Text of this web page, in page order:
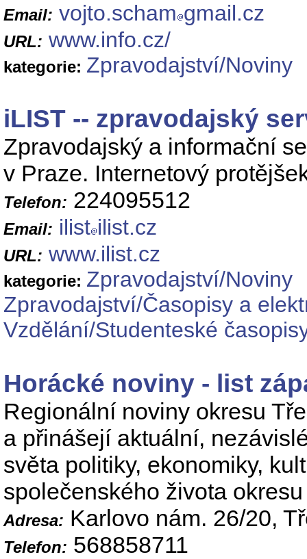
Email: vojto.scham gmail.cz
URL: www.info.cz/
kategorie: Zpravodajství/Noviny
iLIST -- zpravodajský
Zpravodajský a informační
v Praze. Internetový
Telefon: 224095512
Email: ilist ilist.cz
URL: www.ilist.cz
kategorie: Zpravodajství/Noviny
Zpravodajství/Časopisy a
Vzdělání/Studenteské
Horácké noviny - list
Regionální noviny okresu
a přinášejí aktuální,
světa politiky, ekonomiky,
společenského života
Adresa: Karlovo nám. 26/20,
Telefon: 568858711